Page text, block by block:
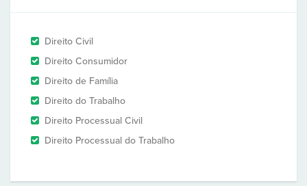
Direito Civil
Direito Consumidor
Direito de Família
Direito do Trabalho
Direito Processual Civil
Direito Processual do Trabalho